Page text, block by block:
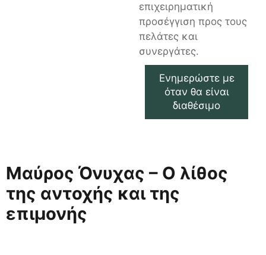
επιχειρηματική
προσέγγιση προς τους
πελάτες και
συνεργάτες.
Ενημερώστε με
όταν θα είναι
διαθέσιμο
Μαύρος Όνυχας – Ο λίθος
της αντοχής και της
επιμονής